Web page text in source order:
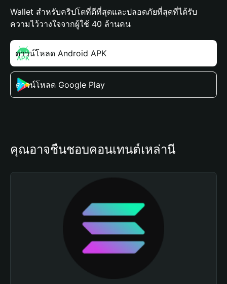
Wallet สำหรับคริปโตที่ดีที่สุดและปลอดภัยที่สุดที่ได้รับ
ความไว้วางใจจากผู้ใช้ 40 ล้านคน
ดาวน์โหลด Android APK
ดาวน์โหลด Google Play
คุณอาจชื่นชอบคอนเทนต์เหล่านี้